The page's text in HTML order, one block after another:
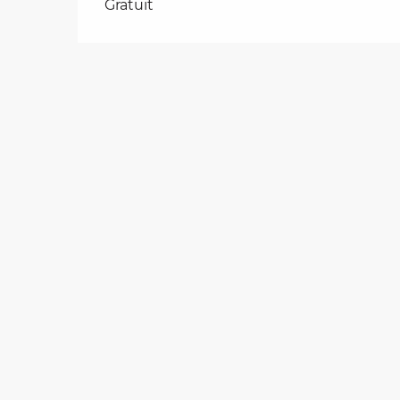
Tarifs 2026
Gratuit